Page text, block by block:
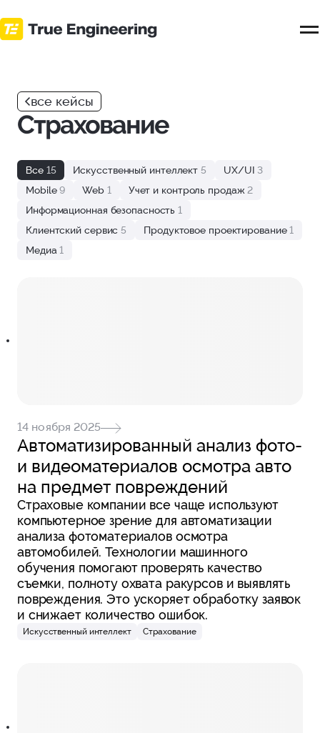
к
основному
все кейсы
Страхование
Все 15 Искусственный интеллект5 UX/UI 3
Mobile9 Web 1 Учет и контроль продаж 2
Информационная безопасность1
Клиентский сервис5 Продуктовое проектирование1
Медиа1
14 ноября 2025
Автоматизированный анализ фото-
и видеоматериалов осмотра авто
на предмет повреждений
Страховые компании все чаще используют
компьютерное зрение для автоматизации
анализа фотоматериалов осмотра
автомобилей. Технологии машинного
обучения помогают проверять качество
съемки, полноту охвата ракурсов и выявлять
повреждения. Это ускоряет обработку заявок
и снижает количество ошибок.
Искусственный интеллект Страхование